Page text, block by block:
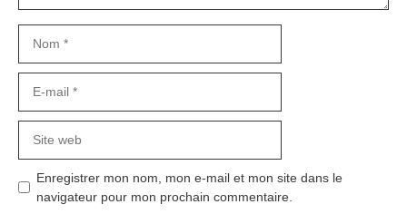
mail
web
Enregistrer mon nom, mon e-mail et mon site dans le
navigateur pour mon prochain commentaire.